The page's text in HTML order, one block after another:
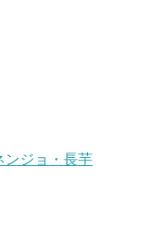
ンジョ・長芋